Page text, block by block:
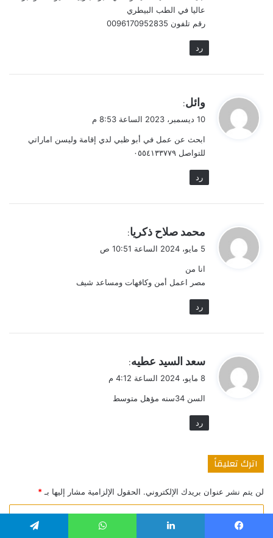
عاليا في الطب البيطري
رقم تلفون 0096170952835
رد
ي
ق
ل
وائل:
10 ديسمبر، 2023 الساعة 8:53 م
ابحث عن عمل في أبو ظبي لدي إقامة وليسن اماراتي
للتواصل ٠٥٥٤١٣٣٧٧٩
رد
ق
ل
محمد صلاح ذكريا:
5 مايو، 2024 الساعة 10:51 ص
انا من
مصر اعمل أمن وكافهات ومساعد شيف
رد
ي
ق
ل
سعد السيد عطيه:
8 مايو، 2024 الساعة 4:12 م
السن 34سنه مؤهل متوسط
رد
اترك تعليقاً
لن يتم نشر عنوان بريدك الإلكتروني. الحقول الإلزامية مشار إليها بـ*
ا